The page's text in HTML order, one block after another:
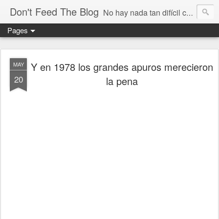
Don't Feed The Blog No hay nada tan difícil como no engañarse
Pages
MAY
20
Y en 1978 los grandes apuros merecieron
la pena